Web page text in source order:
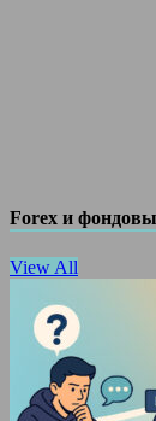
Forex и
View All